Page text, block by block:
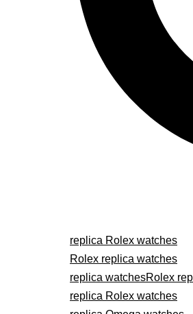
replica Rolex watches
Rolex replica watches
replica watchesRolex
replica Rolex watches